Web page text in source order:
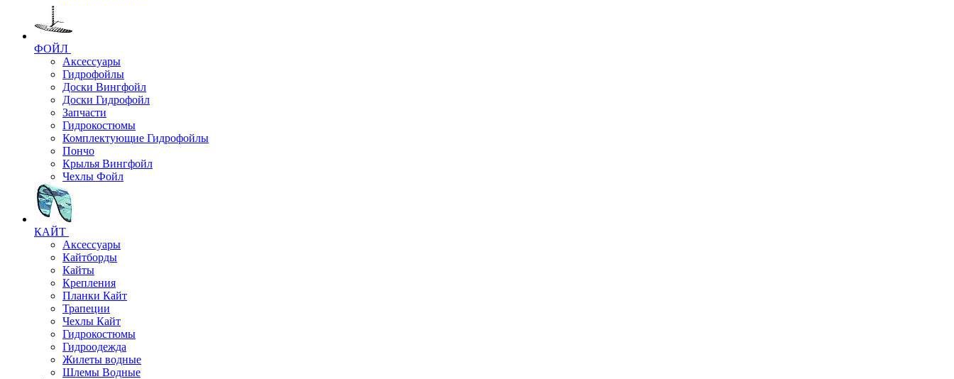
ФОЙЛ
Аксессуары
Гидрофойлы
Доски Вингфойл
Доски Гидрофойл
Запчасти
Гидрокостюмы
Комплектующие Гидрофойлы
Пончо
Крылья Вингфойл
Чехлы Фойл
КАЙТ
Аксессуары
Кайтборды
Кайты
Крепления
Планки Кайт
Трапеции
Чехлы Кайт
Гидрокостюмы
Гидроодежда
Жилеты водные
Шлемы Водные